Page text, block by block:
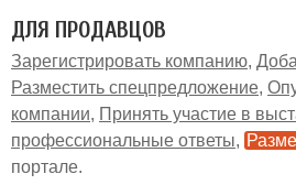
ДЛЯ ПРОДАВЦОВ
Зарегистрировать компанию
Разместить спецпредложение
компании
Принять участие в
профессиональные ответы
портале